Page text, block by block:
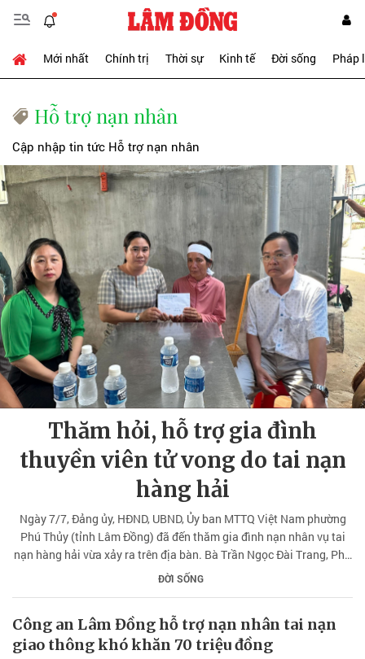
Mới nhất Chính trị Thời sự Kinh tế Đời sống Pháp
Hỗ trợ nạn nhân
Cập nhập tin tức Hỗ trợ nạn nhân
Thăm hỏi, hỗ trợ gia đình
thuyền viên tử vong do tai nạn
hàng hải
Ngày 7/7, Đảng ủy, HĐND, UBND, Ủy ban MTTQ Việt Nam phường
Phú Thủy (tỉnh Lâm Đồng) đã đến thăm gia đình nạn nhân vụ tai
nạn hàng hải vừa xảy ra trên địa bàn. Bà Trần Ngọc Đài Trang, Phó
Bí thư Thường trực Đảng ủy phường làm Trưởng đoàn.
ĐỜI SỐNG
Công an Lâm Đồng hỗ trợ nạn nhân tai nạn
giao thông khó khăn 70 triệu đồng